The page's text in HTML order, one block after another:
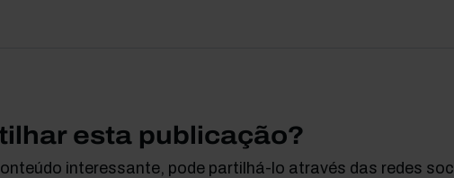
esta publicação?
interessante, pode partilhá-lo através das redes